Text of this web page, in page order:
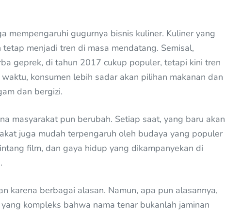
mempengaruhi gugurnya bisnis kuliner. Kuliner yang
menjadi tren di masa mendatang. Semisal,
geprek, di tahun 2017 cukup populer, tetapi kini tren
konsumen lebih sadar akan pilihan makanan dan
dan bergizi.
masyarakat pun berubah. Setiap saat, yang baru akan
juga mudah terpengaruh oleh budaya yang populer
film, dan gaya hidup yang dikampanyekan di
karena berbagai alasan. Namun, apa pun alasannya,
kompleks bahwa nama tenar bukanlah jaminan